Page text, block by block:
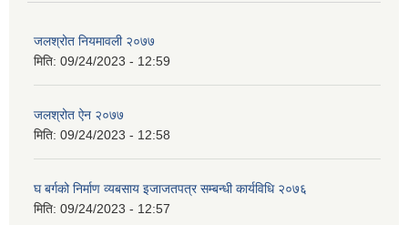
जलश्रोत नियमावली २०७७
मिति: 09/24/2023 - 12:59
जलश्रोत ऐन २०७७
मिति: 09/24/2023 - 12:58
घ बर्गको निर्माण व्यबसाय इजाजतपत्र सम्बन्धी कार्यविधि २०७६
मिति: 09/24/2023 - 12:57